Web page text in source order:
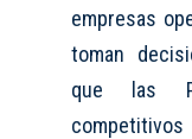
empresas
toman
que las